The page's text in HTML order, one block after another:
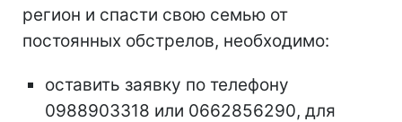
регион и спасти свою семью от
постоянных обстрелов, необходимо:
оставить заявку по телефону
0988903318 или 0662856290, для